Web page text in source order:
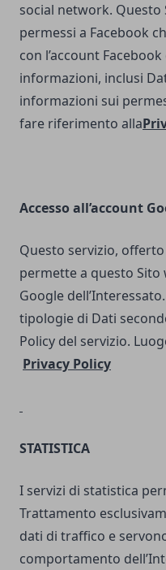
social network.
permessi a Facebook
con l’account
informazioni, inclusi
informazioni sui
fare riferimento alla
Accesso all’account
Questo servizio,
permette a questo Sito
Google
tipologie di Dati
Policy del servizio.
Privacy Policy
STATISTICA
I servizi di statistica
Trattamento
dati di traffico e
comportamento